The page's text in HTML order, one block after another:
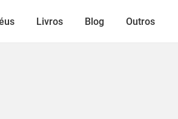
Livros Blog Outros